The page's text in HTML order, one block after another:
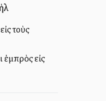
τοὺς
ἐμπρὸς εἰς